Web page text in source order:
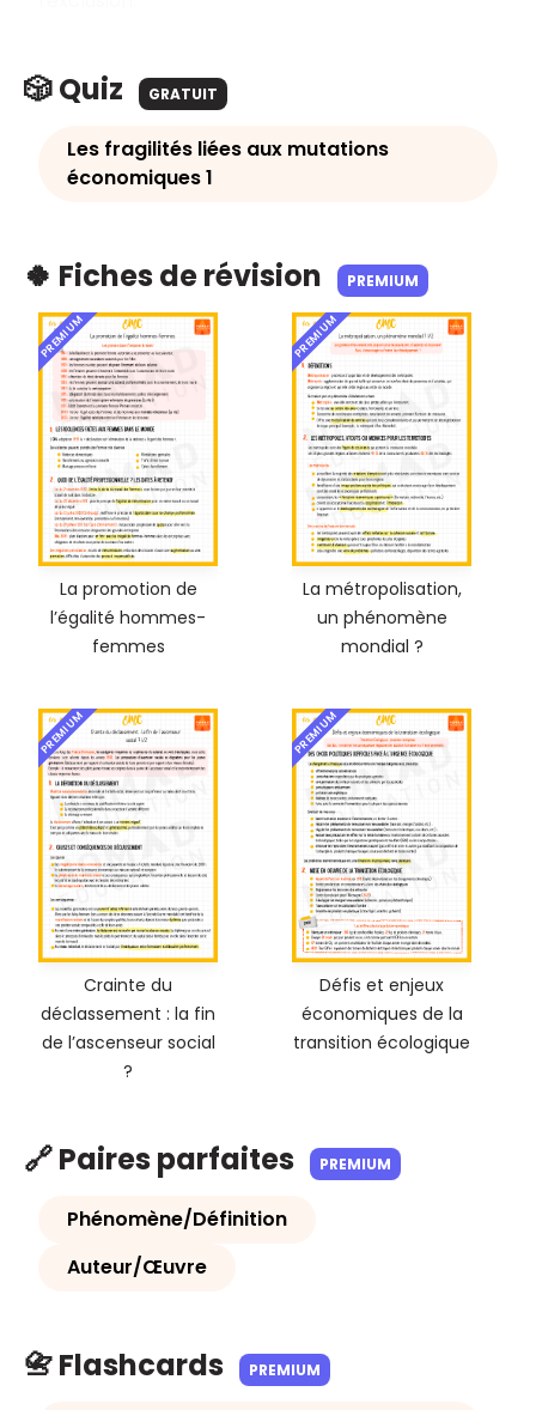
🎲 Quiz GRATUIT
Les fragilités liées aux mutations
économiques 1
🍀 Fiches de révision PREMIUM
PREMIUM
La promotion de
l’égalité hommes-
femmes
PREMIUM
La métropolisation,
un phénomène
mondial ?
PREMIUM
Crainte du
déclassement : la fin
de l’ascenseur social
?
PREMIUM
Défis et enjeux
économiques de la
transition écologique
🔗 Paires parfaites PREMIUM
Phénomène/Définition
Auteur/Œuvre
📇 Flashcards PREMIUM